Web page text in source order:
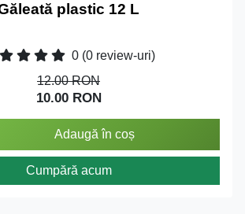
plastic 12 L
0 (0 review-uri)
12.00 RON
10.00 RON
Adaugă în coș
Cumpără acum